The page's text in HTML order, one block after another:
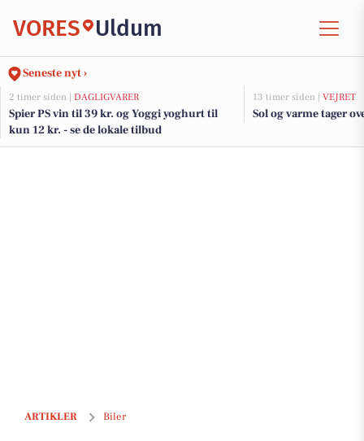
VORES Uldum
Seneste nyt ›
2 timer siden | DAGLIGVARER
Spier PS vin til 39 kr. og Yoggi yoghurt til
kun 12 kr. - se de lokale tilbud
13 timer siden | VEJRET
Sol og varme tager
ARTIKLER Biler
10 dyreste biler til salg i nærheden af Hedensted Kommune